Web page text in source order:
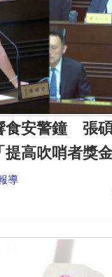
食安警鐘 張
提高吹哨者獎
導